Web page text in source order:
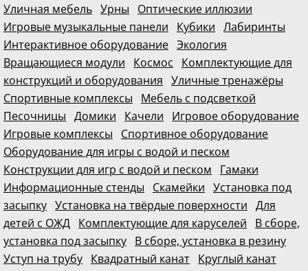
Уличная мебель Урны
Оптические иллюзии
Игровые музыкальные панели
Кубики Лабиринты
Интерактивное оборудование Экология
Вращающиеся модули
Космос
Комплектующие для
конструкций и оборудования Уличные тренажёры
Спортивные комплексы
Мебель с подсветкой
Песочницы Домики Качели
Игровое оборудование
Игровые комплексы
Спортивное оборудование
Оборудование для игры с водой и песком
Конструкции для игр с водой и песком
Гамаки
Информационные стенды
Скамейки Установка под
засыпку Установка на твёрдые поверхности Для
детей с ОЖД Комплектующие для каруселей
В сборе,
установка под засыпку В сборе, установка в резину
Уступ на трубу Квадратный канат Круглый канат